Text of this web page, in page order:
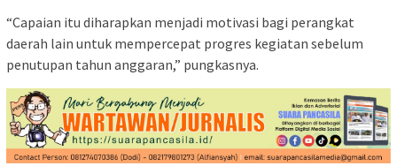
“Capaian itu diharapkan menjadi motivasi bagi perangkat
daerah lain untuk mempercepat progres kegiatan sebelum
penutupan tahun anggaran,” pungkasnya.